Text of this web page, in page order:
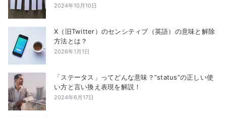
2024年10月10日
X（旧Twitter）のセンシティブ（英語）の意味と解除
方法とは？
2026年1月1日
「ステータス」ってどんな意味？”status”の正しい使
い方と言い換え表現を解説！
2024年6月17日